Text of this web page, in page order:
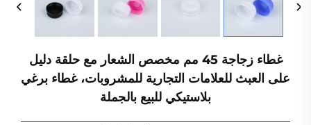
غطاء زجاجة 45 مم مخصص الشعار مع حلقة دليل
على العبث للعلامات التجارية للمشروبات، غطاء برغي
بلاستيكي للبيع بالجملة